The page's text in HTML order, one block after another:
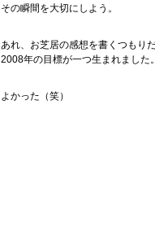
その瞬間を大切にしよう。
あれ、お芝居の感想を書くつもり
2008年の目標が一つ生まれました。
よかった（笑）